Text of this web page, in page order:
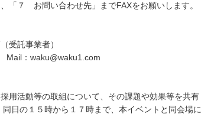
お問い合わせ先」までFAXをお願いします。
託事業者）
：waku@waku1.com
活動等の取組について、その課題や効果等を共有
日の１５時から１７時まで、本イベントと同会場に